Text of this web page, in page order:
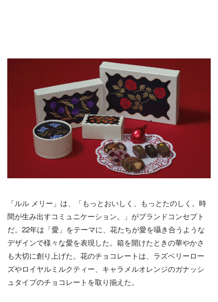
「ルル メリー」は、「もっとおいしく、もっとたのしく。時
間が生み出すコミュニケーション。」がブランドコンセプト
だ。22年は「愛」をテーマに、花たちが愛を囁き合うような
デザインで様々な愛を表現した。箱を開けたときの華やかさ
も大切に創り上げた。花のチョコレートは、ラズベリーロー
ズやロイヤルミルクティー、キャラメルオレンジのガナッシ
ュタイプのチョコレートを取り揃えた。